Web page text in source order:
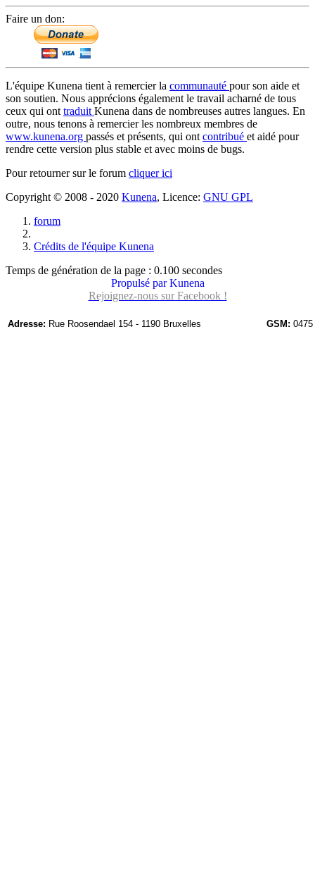
Faire un don:
L'équipe Kunena tient à remercier la communauté pour son aide et
son soutien. Nous apprécions également le travail acharné de tous
ceux qui ont traduit Kunena dans de nombreuses autres langues. En
outre, nous tenons à remercier les nombreux membres de
www.kunena.org passés et présents, qui ont contribué et aidé pour
rendre cette version plus stable et avec moins de bugs.
Pour retourner sur le forum cliquer ici
Copyright © 2008 - 2020 Kunena, Licence: GNU GPL
forum
Crédits de l'équipe Kunena
Temps de génération de la page : 0.100 secondes
Propulsé parKunena
Rejoignez-nous sur Facebook !
Adresse: Rue Roosendael 154 - 1190 Bruxelles GSM: